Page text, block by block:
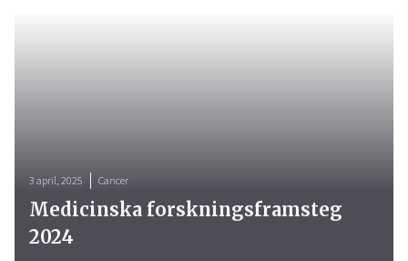
3 april, 2025 Cancer
Medicinska forskningsframsteg
2024